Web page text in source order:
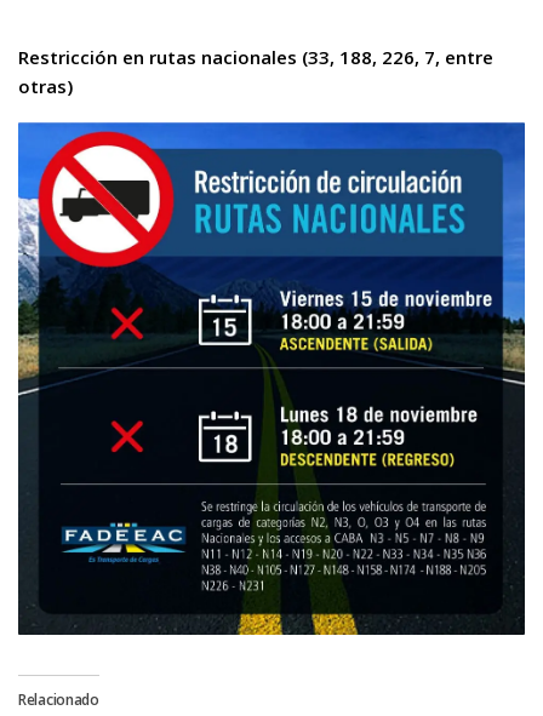
Restricción en rutas nacionales (33, 188, 226, 7, entre
otras)
Relacionado